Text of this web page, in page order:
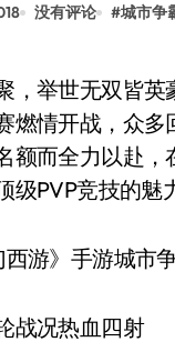
没有评论 #城市争
燃情开战，众
额而全力以赴
PVP竞技的魅
况热血四射